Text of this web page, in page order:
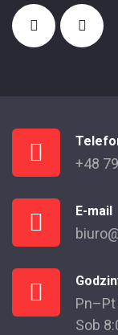
+48
E-mail
Sob